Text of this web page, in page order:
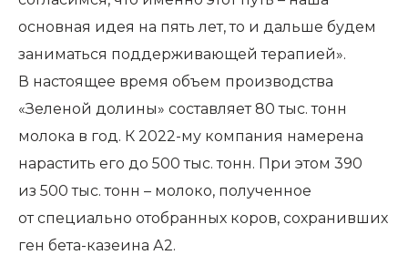
основная идея на пять лет, то и дальше будем
заниматься поддерживающей терапией».
В настоящее время объем производства
«Зеленой долины» составляет 80 тыс. тонн
молока в год. К 2022-му компания намерена
нарастить его до 500 тыс. тонн. При этом 390
из 500 тыс. тонн – молоко, полученное
от специально отобранных коров, сохранивших
ген бета-казеина А2.